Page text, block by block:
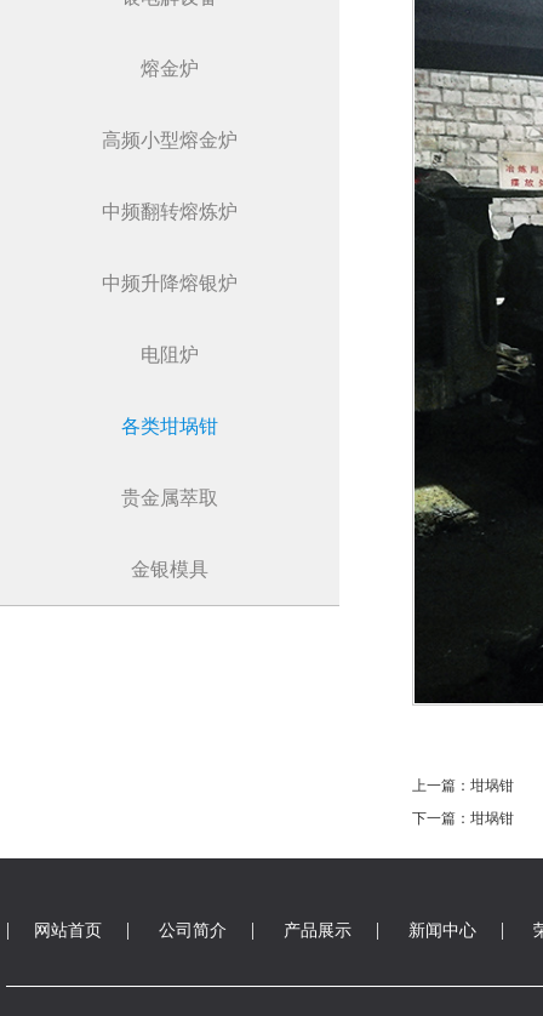
熔金炉
高频小型熔金炉
中频翻转熔炼炉
中频升降熔银炉
电阻炉
各类坩埚钳
贵金属萃取
金银模具
上一篇：坩埚钳
下一篇：坩埚钳
| 网站首页 | 公司简介 | 产品展示 | 新闻中心 |